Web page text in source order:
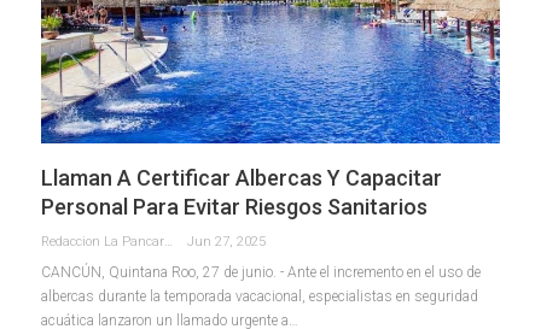
Llaman A Certificar Albercas Y Capacitar
Personal Para Evitar Riesgos Sanitarios
Redaccion La Pancarta De Quintana Roo Jun 27, 2025
CANCÚN, Quintana Roo, 27 de junio. - Ante el incremento en el uso de
albercas durante la temporada vacacional, especialistas en seguridad
acuática lanzaron un llamado urgente a…